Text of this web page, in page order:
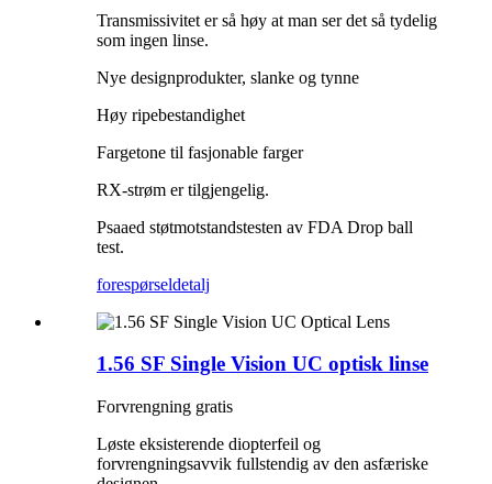
Transmissivitet er så høy at man ser det så tydelig
som ingen linse.
Nye designprodukter, slanke og tynne
Høy ripebestandighet
Fargetone til fasjonable farger
RX-strøm er tilgjengelig.
Psaaed støtmotstandstesten av FDA Drop ball
test.
forespørseldetalj
1.56 SF Single Vision UC optisk linse
Forvrengning gratis
Løste eksisterende diopterfeil og
forvrengningsavvik fullstendig av den asfæriske